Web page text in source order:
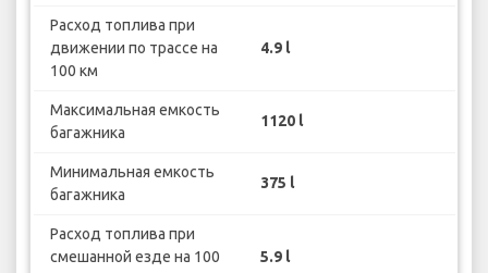
Расход топлива при
движении по трассе на
100 км
4.9 l
Максимальная емкость
багажника
1120 l
Минимальная емкость
багажника
375 l
Расход топлива при
смешанной езде на 100
5.9 l